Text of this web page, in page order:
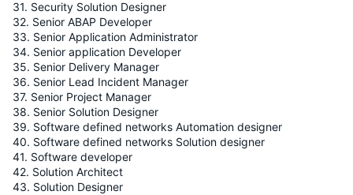
31. Security Solution Designer
32. Senior ABAP Developer
33. Senior Application Administrator
34. Senior application Developer
35. Senior Delivery Manager
36. Senior Lead Incident Manager
37. Senior Project Manager
38. Senior Solution Designer
39. Software defined networks Automation designer
40. Software defined networks Solution designer
41. Software developer
42. Solution Architect
43. Solution Designer